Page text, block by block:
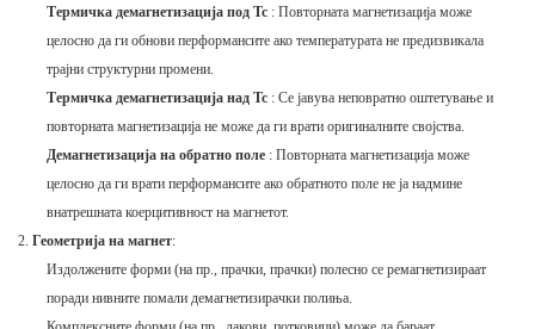
Термичка демагнетизација под Tc : Повторната магнетизација може
целосно да ги обнови перформансите ако температурата не предизвикала
трајни структурни промени.
Термичка демагнетизација над Tc : Се јавува неповратно оштетување и
повторната магнетизација не може да ги врати оригиналните својства.
Демагнетизација на обратно поле : Повторната магнетизација може
целосно да ги врати перформансите ако обратното поле не ја надмине
внатрешната коерцитивност на магнетот.
Геометрија на магнет:
Издолжените форми (на пр., прачки, прачки) полесно се ремагнетизираат
поради нивните помали демагнетизирачки полиња.